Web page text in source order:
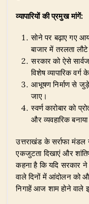
व्यापारियों की प्रमुख मांगें:
​सोने पर बढ़ाए गए
बाजार में तरलता
​सरकार को ऐसे
विशेष व्यापारिक
​आभूषण निर्माण से जुड़े
जाए।
​स्वर्ण कारोबार को
और व्यवहारिक
​उत्तराखंड के सर्राफा मंडल
एकजुटता दिखाएं और
कहना है कि यदि सरकार ने
वाले दिनों में आंदोलन को
निगाहें आज शाम होने वाले